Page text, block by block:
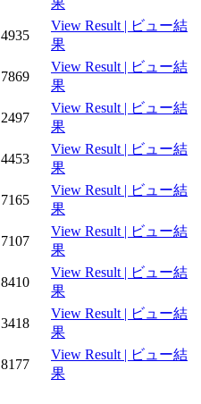
4935
View Result | ビュー結
果
7869
View Result | ビュー結
果
2497
View Result | ビュー結
果
4453
View Result | ビュー結
果
7165
View Result | ビュー結
果
7107
View Result | ビュー結
果
8410
View Result | ビュー結
果
3418
View Result | ビュー結
果
8177
View Result | ビュー結
果